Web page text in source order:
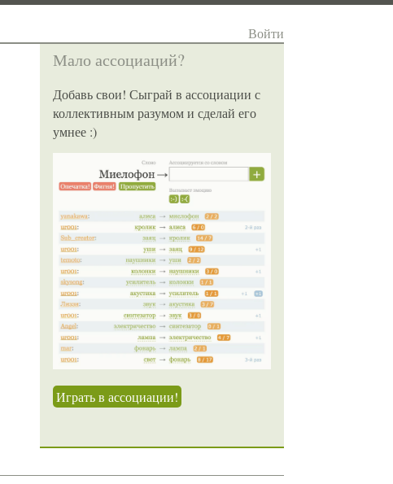
Войти
Мало ассоциаций?
Добавь свои! Сыграй в ассоциации с
коллективным разумом и сделай его
умнее :)
Играть в ассоциации!